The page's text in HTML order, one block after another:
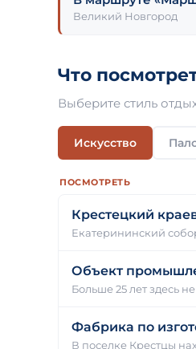
Великий Новгород
Что
Выберите стиль
Искусство
ПОСМОТРЕТЬ
Крестецкий
Екатерининский
Объект
Больше 25 лет здесь
Фабрика по
В поселке Крестцы